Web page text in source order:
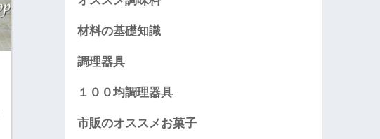
材料の基礎知識
調理器具
１００均調理器具
市販のオススメお菓子